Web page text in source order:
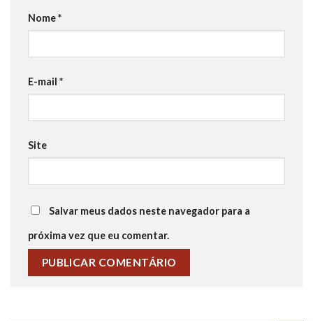
Nome*
E-mail *
Site
Salvar meus dados neste navegador para a
próxima vez que eu comentar.